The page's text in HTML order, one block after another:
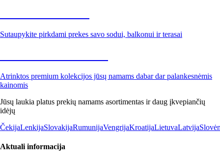
Sutaupykite pirkdami prekes savo sodui, balkonui ir terasai
Atrinktos premium kolekcijos jūsų namams dabar dar palankesnėmis
kainomis
Jūsų laukia platus prekių namams asortimentas ir daug įkvepiančių
idėjų
ČekijaLenkijaSlovakijaRumunijaVengrijaKroatijaLietuvaLatvija
Aktuali informacija